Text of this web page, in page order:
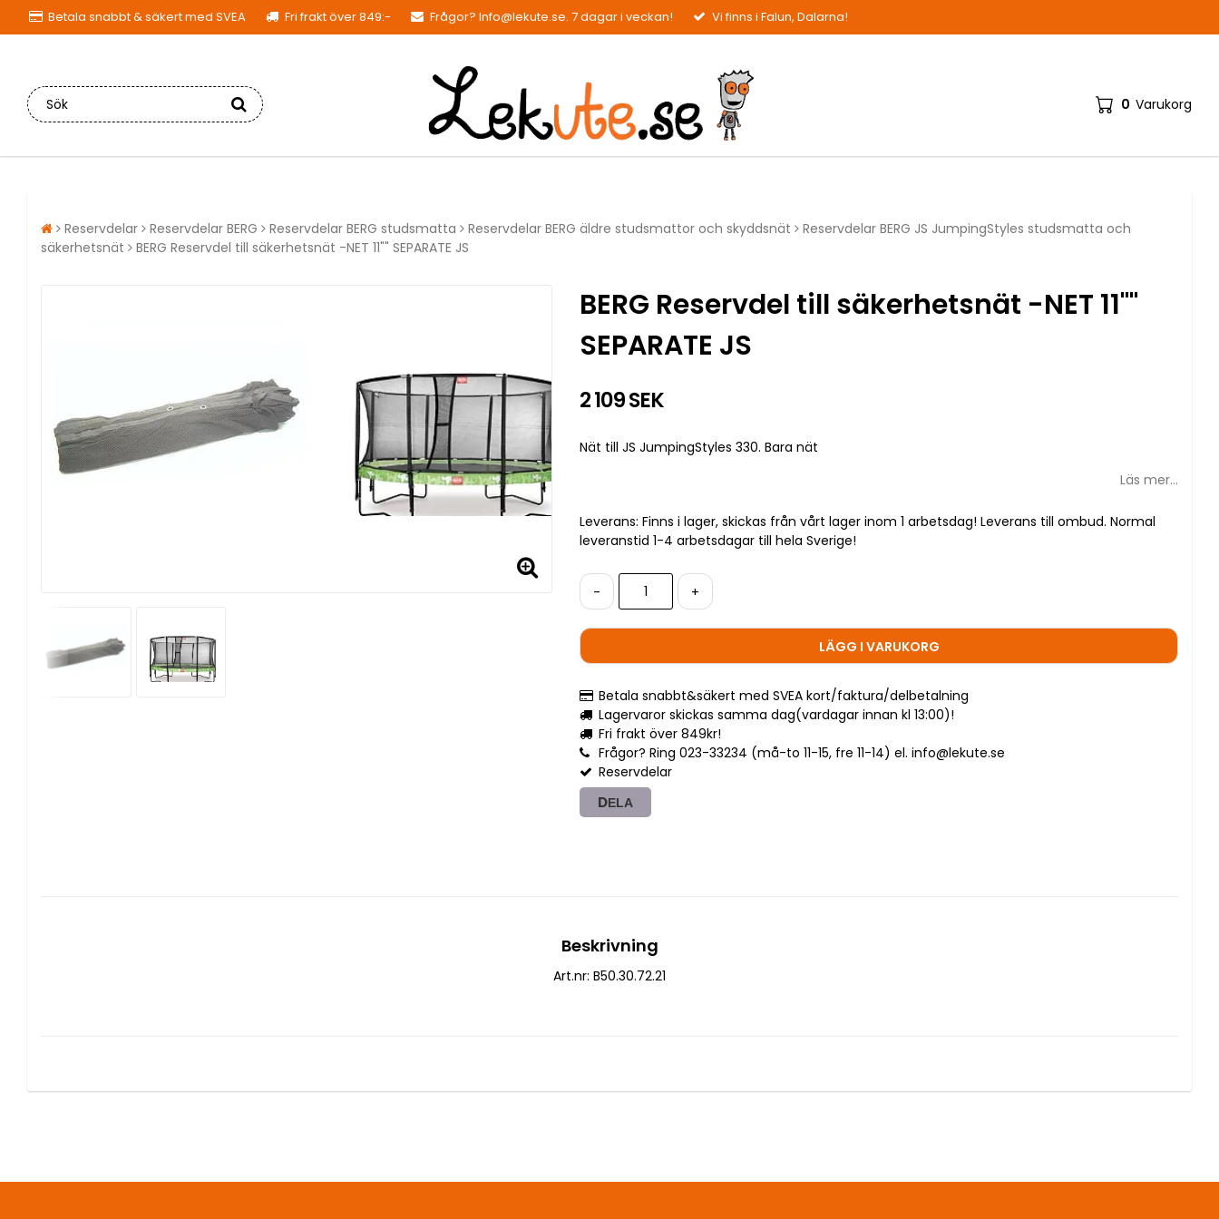
Betala snabbt & säkert med SVEA Fri frakt över 849:- Frågor? Info@lekute.se. 7 dagar i veckan! Vi finns i Falun, Dalarna!
0 Varukorg
Reservdelar Reservdelar BERG Reservdelar BERG studsmatta Reservdelar BERG äldre studsmattor och skyddsnät
Reservdelar BERG JS JumpingStyles studsmatta och
säkerhetsnät
BERG Reservdel till säkerhetsnät -NET 11"" SEPARATE JS
BERG Reservdel till säkerhetsnät -NET 11""
SEPARATE JS
2 109 SEK
Nät till JS JumpingStyles 330. Bara nät
Läs mer...
Leverans:Finns i lager, skickas från vårt lager inom 1 arbetsdag! Leverans till ombud. Normal
leveranstid 1-4 arbetsdagar till hela Sverige!
- +
LÄGG I VARUKORG
Betala snabbt&säkert med SVEA kort/faktura/delbetalning
Lagervaror skickas samma dag(vardagar innan kl 13:00)!
Fri frakt över 849kr!
Frågor? Ring 023-33234 (må-to 11-15, fre 11-14) el. info@lekute.se
Reservdelar
DELA
Beskrivning
Art.nr: B50.30.72.21